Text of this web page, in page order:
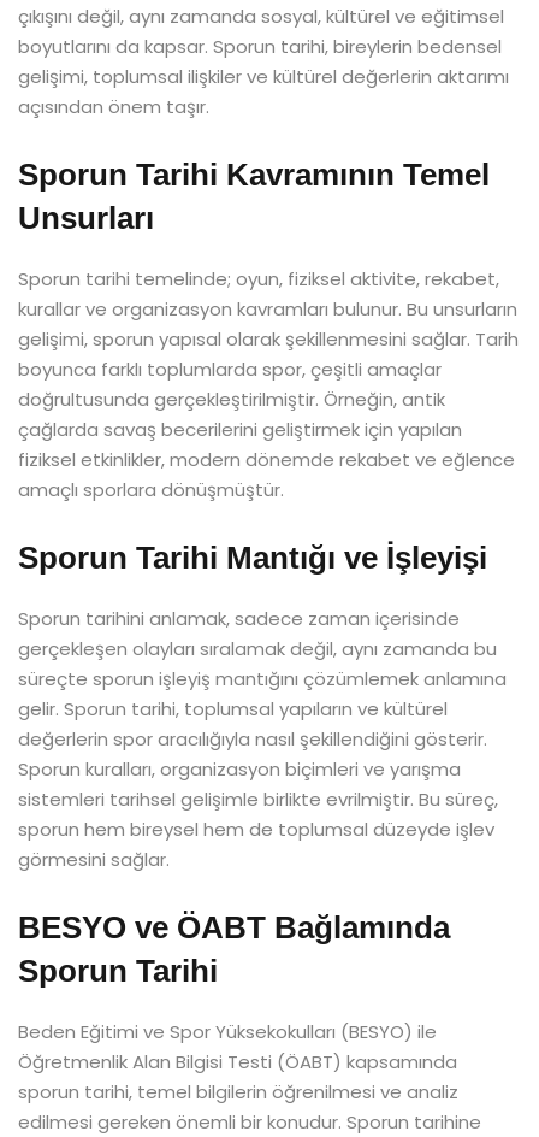
çıkışını değil, aynı zamanda sosyal, kültürel ve eğitimsel
boyutlarını da kapsar. Sporun tarihi, bireylerin bedensel
gelişimi, toplumsal ilişkiler ve kültürel değerlerin aktarımı
açısından önem taşır.
Sporun Tarihi Kavramının Temel
Unsurları
Sporun tarihi temelinde; oyun, fiziksel aktivite, rekabet,
kurallar ve organizasyon kavramları bulunur. Bu unsurların
gelişimi, sporun yapısal olarak şekillenmesini sağlar. Tarih
boyunca farklı toplumlarda spor, çeşitli amaçlar
doğrultusunda gerçekleştirilmiştir. Örneğin, antik
çağlarda savaş becerilerini geliştirmek için yapılan
fiziksel etkinlikler, modern dönemde rekabet ve eğlence
amaçlı sporlara dönüşmüştür.
Sporun Tarihi Mantığı ve İşleyişi
Sporun tarihini anlamak, sadece zaman içerisinde
gerçekleşen olayları sıralamak değil, aynı zamanda bu
süreçte sporun işleyiş mantığını çözümlemek anlamına
gelir. Sporun tarihi, toplumsal yapıların ve kültürel
değerlerin spor aracılığıyla nasıl şekillendiğini gösterir.
Sporun kuralları, organizasyon biçimleri ve yarışma
sistemleri tarihsel gelişimle birlikte evrilmiştir. Bu süreç,
sporun hem bireysel hem de toplumsal düzeyde işlev
görmesini sağlar.
BESYO ve ÖABT Bağlamında
Sporun Tarihi
Beden Eğitimi ve Spor Yüksekokulları (BESYO) ile
Öğretmenlik Alan Bilgisi Testi (ÖABT) kapsamında
sporun tarihi, temel bilgilerin öğrenilmesi ve analiz
edilmesi gereken önemli bir konudur. Sporun tarihine